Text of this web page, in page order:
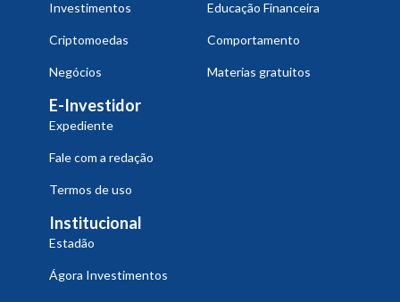
Investimentos Educação Financeira
Criptomoedas Comportamento
Negócios Materias gratuitos
E-Investidor
Expediente
Fale com a redação
Termos de uso
Institucional
Estadão
Ágora Investimentos